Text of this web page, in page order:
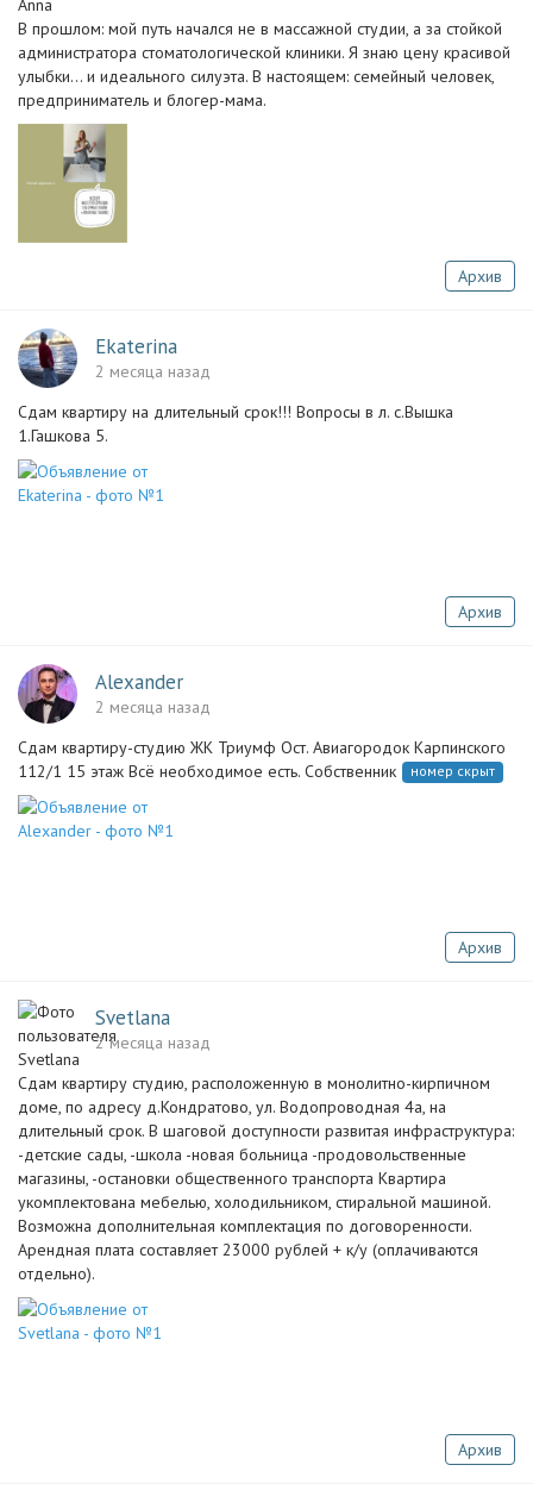
В прошлом: мой путь начался не в массажной студии, а за стойкой
администратора стоматологической клиники. Я знаю цену красивой
улыбки… и идеального силуэта. В настоящем: семейный человек,
предприниматель и блогер-мама.
Архив
Ekaterina
2 месяца назад
Сдам квартиру на длительный срок!!! Вопросы в л. с.Вышка
1.Гашкова 5.
Архив
Alexander
2 месяца назад
Сдам квартиру-студию ЖК Триумф Ост. Авиагородок Карпинского
112/1 15 этаж Всё необходимое есть. Собственник
номер скрыт
Архив
Svetlana
2 месяца назад
Сдам квартиру студию, pаcположенную в монолитно-кирпичном
доме, по адресу д.Кондратово, ул. Водопроводная 4а, на
длительный срок. В шаговой доступности развитая инфраструктура:
-детские сады, -школа -новая больница -продовольственные
магазины, -остановки общественного транспорта Квартира
укомплектована мебелью, холодильником, стиральной машиной.
Возможна дополнительная комплектация по договоренности.
Арендная плата составляет 23000 рублей + к/у (оплачиваются
отдельно).
Архив